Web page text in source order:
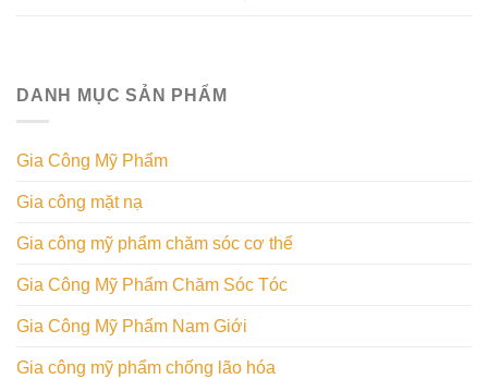
DANH MỤC SẢN PHẨM
Gia Công Mỹ Phẩm
Gia công mặt nạ
Gia công mỹ phẩm chăm sóc cơ thể
Gia Công Mỹ Phẩm Chăm Sóc Tóc
Gia Công Mỹ Phẩm Nam Giới
Gia công mỹ phẩm chống lão hóa